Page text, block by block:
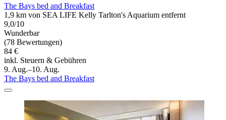
The Bays bed and Breakfast
1,9 km von SEA LIFE Kelly Tarlton's Aquarium entfernt
9,0/10
Wunderbar
(78 Bewertungen)
84 €
inkl. Steuern & Gebühren
9. Aug.–10. Aug.
The Bays bed and Breakfast